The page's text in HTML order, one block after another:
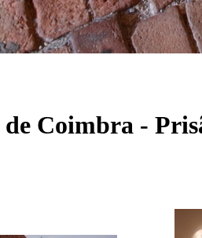
Coimbra -